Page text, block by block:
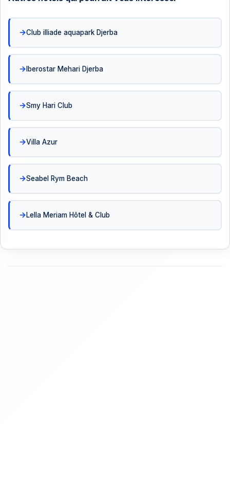
Club illiade aquapark Djerba
Iberostar Mehari Djerba
Smy Hari Club
Villa Azur
Seabel Rym Beach
Lella Meriam Hôtel & Club